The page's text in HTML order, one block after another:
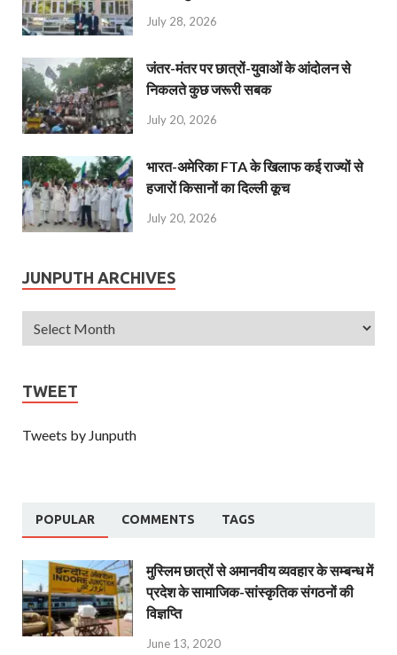
July 28, 2026
जंतर-मंतर पर छात्रों-युवाओं के आंदोलन से
निकलते कुछ जरूरी सबक
July 20, 2026
भारत-अमेरिका FTA के खिलाफ कई राज्यों से
हजारों किसानों का दिल्ली कूच
July 20, 2026
JUNPUTH ARCHIVES
TWEET
Tweets by Junputh
POPULAR COMMENTS TAGS
मुस्लिम छात्रों से अमानवीय व्यवहार के सम्बन्ध में
प्रदेश के सामाजिक-सांस्कृतिक संगठनों की
विज्ञप्ति
June 13, 2020